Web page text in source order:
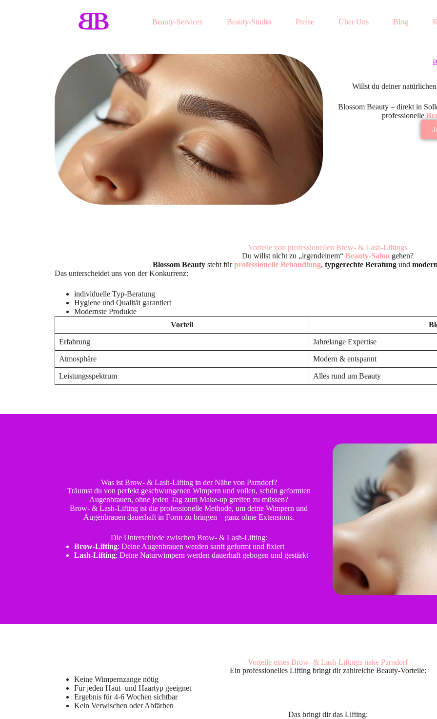
Beauty-Services Beauty-Studio Preise Über Uns Blog
Willst du deiner
Blossom Beauty – direkt in
professionelle
Vorteile von professionellen Brow- & Lash-Liftings
Du willst nicht zu „irgendeinem“ Beauty-Salon gehen?
Blossom Beauty steht fürprofessionelle Behandlung, typgerechte Beratung und
Das unterscheidet uns von der Konkurrenz:
individuelle Typ-Beratung
Hygiene und Qualität garantiert
Modernste Produkte
Vorteil
Erfahrung Jahrelange Expertise
Atmosphäre Modern & entspannt
Leistungsspektrum Alles rund um Beauty
Was ist Brow- & Lash-Lifting in der Nähe von Parndorf?
Träumst du von perfekt geschwungenen Wimpern und vollen, schön geformten
Augenbrauen, ohne jeden Tag zum Make-up greifen zu müssen?
Brow- & Lash-Lifting ist die professionelle Methode, um deine Wimpern und
Augenbrauen dauerhaft in Form zu bringen – ganz ohne Extensions.
Die Unterschiede zwischen Brow- & Lash-Lifting:
Brow-Lifting: Deine Augenbrauen werden sanft geformt und fixiert
Lash-Lifting: Deine Naturwimpern werden dauerhaft gebogen und gestärkt
Vorteile eines Brow- & Lash-Liftings nahe Parndorf
Ein professionelles Lifting bringt dir zahlreiche Beauty-Vorteile:
Keine Wimpernzange nötig
Für jeden Haut- und Haartyp geeignet
Ergebnis für 4-6 Wochen sichtbar
Kein Verwischen oder Abfärben
Das bringt dir das Lifting: